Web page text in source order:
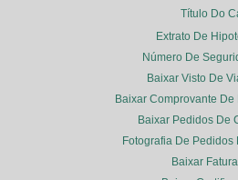
Título Do
Extrato De
Número De
Baixar Visto De
Baixar Comprovante De
Baixar Pedidos De
Fotografia De Pedidos
Baixar